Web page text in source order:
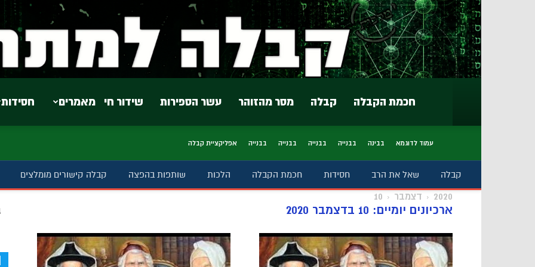
חסידות מאמרים שידור חי עשר הספירות מסר מהזוהר קבלה חכמת הקבלה
עמוד לדוגמא בבינה בבנייה בבנייה בבנייה בבנייה אפליקציית קבלה
קבלה שאל את הרב חסידות חכמת הקבלה הלכות שותפות בהפצה קבלה קישורים מומלצים
2020 דצמבר 10
ארכיונים יומיים: 10 בדצמבר 2020